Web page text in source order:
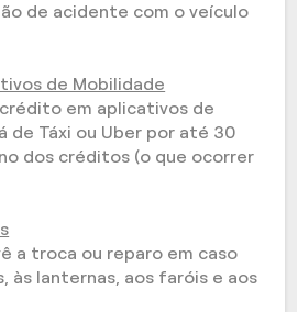
de acidente com o veículo
de Mobilidade
em aplicativos de
de Táxi ou Uber por até 30
dos créditos (o que ocorrer
a troca ou reparo em caso
às lanternas, aos faróis e aos